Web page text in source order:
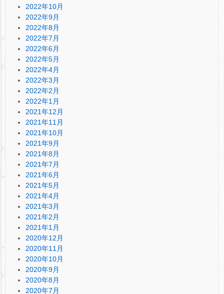
2022年10月
2022年9月
2022年8月
2022年7月
2022年6月
2022年5月
2022年4月
2022年3月
2022年2月
2022年1月
2021年12月
2021年11月
2021年10月
2021年9月
2021年8月
2021年7月
2021年6月
2021年5月
2021年4月
2021年3月
2021年2月
2021年1月
2020年12月
2020年11月
2020年10月
2020年9月
2020年8月
2020年7月